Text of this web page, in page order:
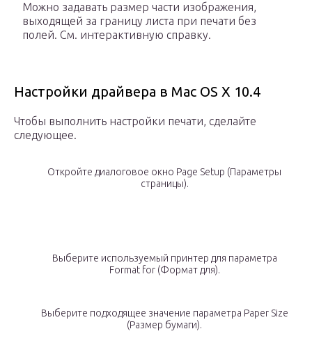
Можно задавать размер части изображения,
выходящей за границу листа при печати без
полей. См. интерактивную справку.
Настройки драйвера в Mac OS X 10.4
Чтобы выполнить настройки печати, сделайте
следующее.
Откройте диалоговое окно Page Setup (Параметры
страницы).
Выберите используемый принтер для параметра
Format for (Формат для).
Выберите подходящее значение параметра Paper Size
(Размер бумаги).